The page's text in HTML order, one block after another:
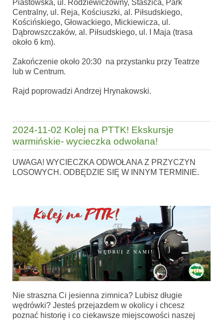
Piastowska, ul. Rodziewiczówny, Staszica, Park
Centralny, ul. Reja, Kościuszki, al. Piłsudskiego,
Kościńskiego, Głowackiego, Mickiewicza, ul.
Dąbrowszczaków, al. Piłsudskiego, ul. I Maja (trasa
około 6 km).
Zakończenie około 20:30 na przystanku przy Teatrze
lub w Centrum.
Rajd poprowadzi Andrzej Hrynakowski.
2024-11-02 Kolej na PTTK! Ekskursje
warmińskie- wycieczka odwołana!
UWAGA! WYCIECZKA ODWOŁANA Z PRZYCZYN
LOSOWYCH. ODBĘDZIE SIĘ W INNYM TERMINIE.
Nie straszna Ci jesienna zimnica? Lubisz długie
wędrówki? Jesteś przejazdem w okolicy i chcesz
poznać historię i co ciekawsze miejscowości naszej